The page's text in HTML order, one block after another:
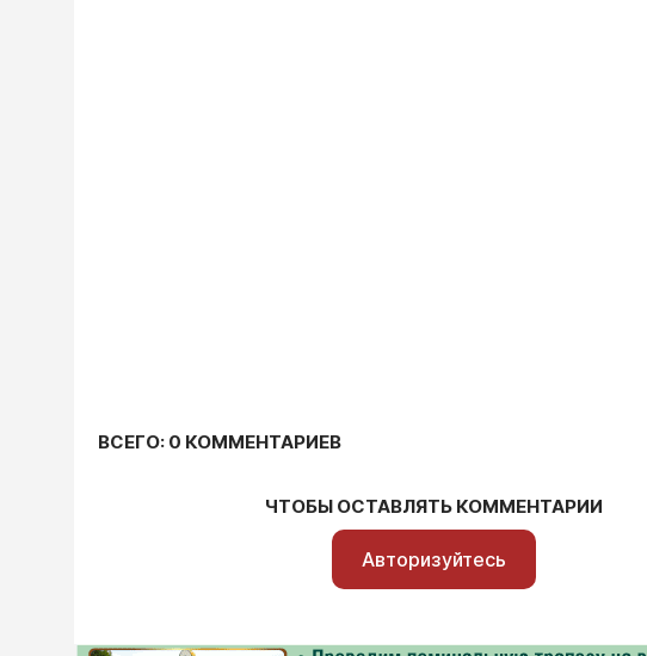
ВСЕГО: 0 КОММЕНТАРИЕВ
ЧТОБЫ ОСТАВЛЯТЬ КОММЕНТАРИИ
Авторизуйтесь